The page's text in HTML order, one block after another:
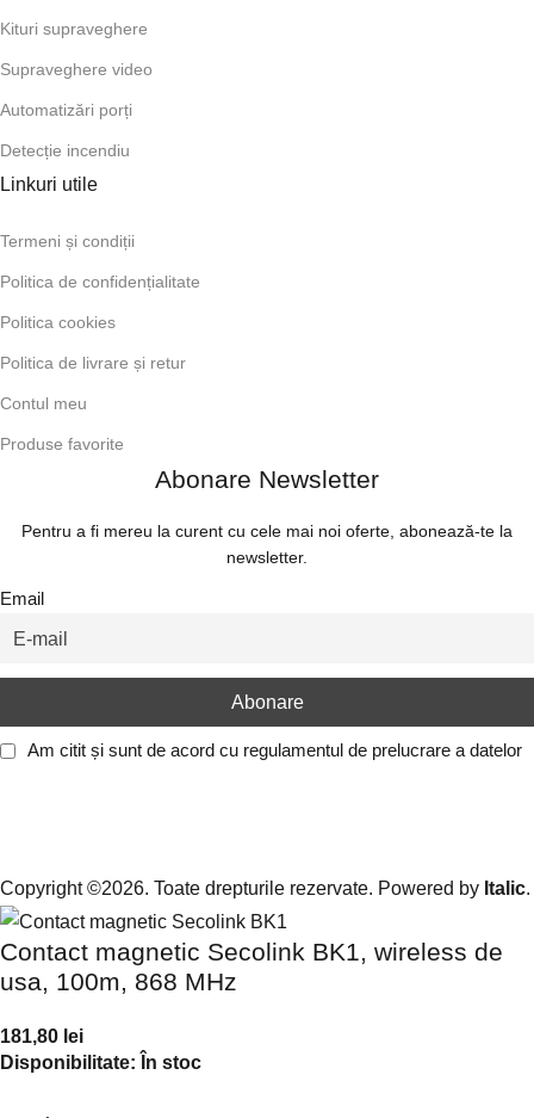
Kituri supraveghere
Supraveghere video
Automatizări porți
Detecție incendiu
Linkuri utile
Termeni și condiții
Politica de confidențialitate
Politica cookies
Politica de livrare și retur
Contul meu
Produse favorite
Abonare Newsletter
Pentru a fi mereu la curent cu cele mai noi oferte, abonează-te la
newsletter.
Email
Am citit și sunt de acord cu regulamentul de prelucrare a datelor
Copyright ©2026. Toate drepturile rezervate. Powered by Italic.
Contact magnetic Secolink BK1, wireless de
usa, 100m, 868 MHz
181,80 lei
Disponibilitate: În stoc